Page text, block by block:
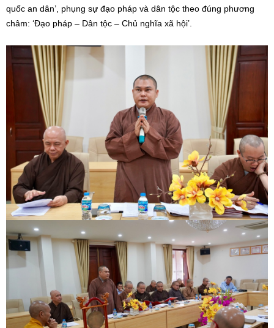
quốc an dân’, phụng sự đạo pháp và dân tộc theo đúng phương
châm: ‘Đạo pháp – Dân tộc – Chủ nghĩa xã hội’.